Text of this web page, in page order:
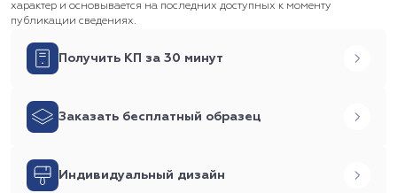
характер и основывается на последних доступных к моменту
публикации сведениях.
Получить КП за 30 минут
Заказать бесплатный образец
Индивидуальный дизайн